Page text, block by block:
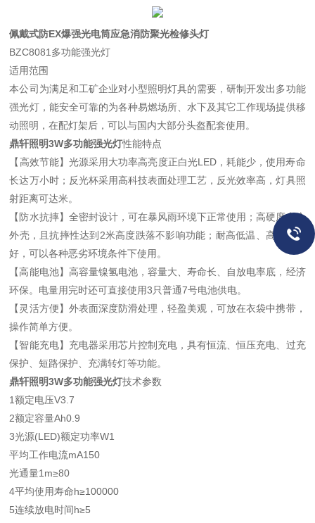
佩戴式防EX爆强光电筒应急消防聚光检修头灯
BZC8081多功能强光灯
适用范围
本公司为满足和工矿企业对小型照明灯具的需要，研制开发出多功能
强光灯，能安全可靠的为各种易燃场所、水下及其它工作现场提供移
动照明，在配灯架后，可以与国内大部分头盔配套使用。
鼎轩照明3W多功能强光灯性能特点
【高效节能】光源采用大功率高亮度正白光LED，耗能少，使用寿命
长达万小时；反光杯采用高科技表面处理工艺，反光效率高，灯具照
射距离可达米。
【防水抗摔】全密封设计，可在暴风雨环境下正常使用；高硬度合金
外壳，且抗摔性达到2米高度跌落不影响功能；耐高低温、高湿性能
好，可以各种恶劣环境条件下使用。
【高能电池】高容量镍氢电池，容量大、寿命长、自放电率底，经济
环保。电量用完时还可直接使用3只普通7号电池供电。
【灵活方便】外表面深度防滑处理，轻盈美观，可放在衣袋中携带，
操作简单方便。
【智能充电】充电器采用芯片控制充电，具有恒流、恒压充电、过充
保护、短路保护、充满转灯等功能。
鼎轩照明3W多功能强光灯技术参数
1额定电压V3.7
2额定容量Ah0.9
3光源(LED)额定功率W1
平均工作电流mA150
光通量1m≥80
4平均使用寿命h≥100000
5连续放电时间h≥5